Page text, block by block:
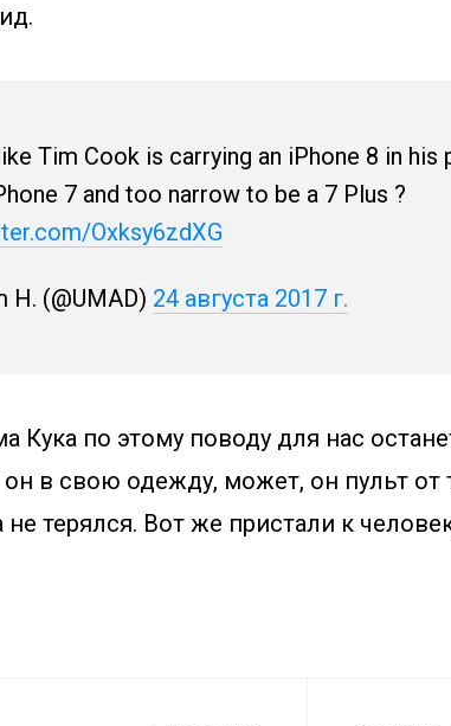
Tim Cook is carrying an iPhone 8 in
7 and too narrow to be a 7 Plus ?
Oxksy6zdXG
H. (@UMAD) 24 августа 2017 г.
Кука по этому поводу для нас
в свою одежду, может, он пульт от
терялся. Вот же пристали к